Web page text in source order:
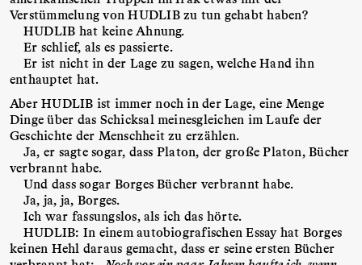
Verstümmelung von HUDLIB zu tun gehabt haben?
HUDLIB hat keine Ahnung.
Er schlief, als es passierte.
Er ist nicht in der Lage zu sagen, welche Hand ihn
enthauptet hat.
Aber HUDLIB ist immer noch in der Lage, eine Menge
Dinge über das Schicksal meinesgleichen im Laufe der
Geschichte der Menschheit zu erzählen.
Ja, er sagte sogar, dass Platon, der große Platon, Bücher
verbrannt habe.
Und dass sogar Borges Bücher verbrannt habe.
Ja, ja, ja, Borges.
Ich war fassungslos, als ich das hörte.
HUDLIB: In einem autobiografischen Essay hat Borges
keinen Hehl daraus gemacht, dass er seine ersten Bücher